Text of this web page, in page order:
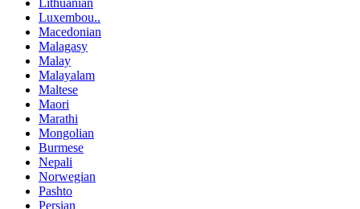
Luxembou..
Macedonian
Malagasy
Malay
Malayalam
Maltese
Maori
Marathi
Mongolian
Burmese
Nepali
Norwegian
Pashto
Persian